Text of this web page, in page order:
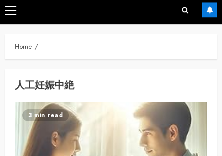
Primary
Menu
Home
人工妊娠中絶
3 min read